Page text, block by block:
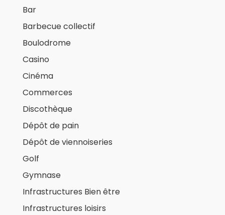
Bar
Barbecue collectif
Boulodrome
Casino
Cinéma
Commerces
Discothèque
Dépôt de pain
Dépôt de viennoiseries
Golf
Gymnase
Infrastructures Bien être
Infrastructures loisirs